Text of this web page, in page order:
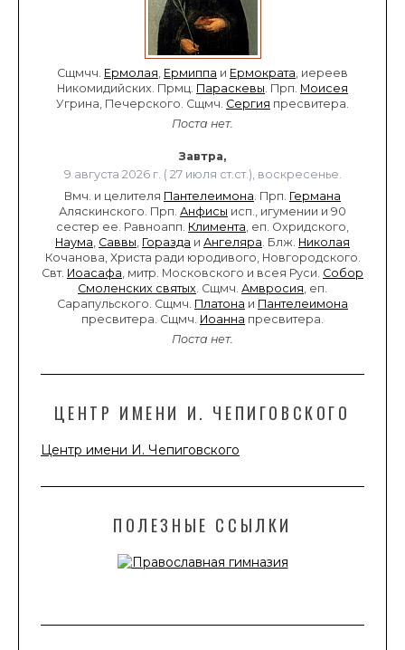
Сщмчч. Ермолая Ермиппа и Ермократа , иереев
Никомидийских. Прмц. Параскевы . Прп. Моисея
Угрина, Печерского. Сщмч. Сергия пресвитера.
Поста нет.
Завтра,
9 августа 2026 г. ( 27 июля ст.ст.), воскресенье.
Вмч. и целителя Пантелеимона . Прп. Германа
Аляскинского. Прп. Анфисы исп., игумении и 90
сестер ее. Равноапп. Климента , еп. Охридского,
Наума Саввы Горазда и Ангеляра . Блж. Николая
Кочанова, Христа ради юродивого, Новгородского.
Свт. Иоасафа , митр. Московского и всея Руси. Собор
Смоленских святых . Сщмч. Амвросия , еп.
Сарапульского. Сщмч. Платона и Пантелеимона
пресвитера. Сщмч. Иоанна пресвитера.
Поста нет.
ЦЕНТР ИМЕНИ И. ЧЕПИГОВСКОГО
Центр имени И. Чепиговского
ПОЛЕЗНЫЕ ССЫЛКИ